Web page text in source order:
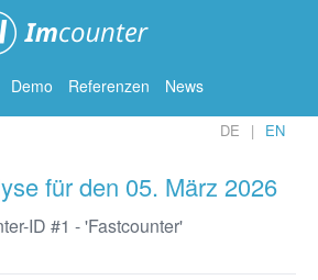
Demo Referenzen News
DE EN
für den 05. März 2026
ID #1 - 'Fastcounter'